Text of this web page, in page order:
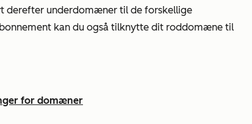
derefter underdomæner til de forskellige
kan du også tilknytte dit roddomæne til
for domæner